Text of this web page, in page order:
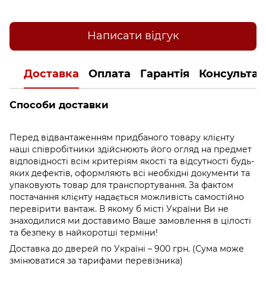
Написати відгук
Доставка Оплата Гарантія
Способи доставки
Перед відвантаженням придбаного товару клієнту
наші співробітники здійснюють його огляд на предмет
відповідності всім критеріям якості та відсутності будь-
яких дефектів, оформляють всі необхідні документи та
упаковують товар для транспортування. За фактом
постачання клієнту надається можливість самостійно
перевірити вантаж. В якому б місті України Ви не
знаходилися ми доставимо Ваше замовлення в цілості
та безпеку в найкоротші терміни!
Доставка до дверей по Україні – 900 грн. (Сума може
змінюватися за тарифами перевізника)